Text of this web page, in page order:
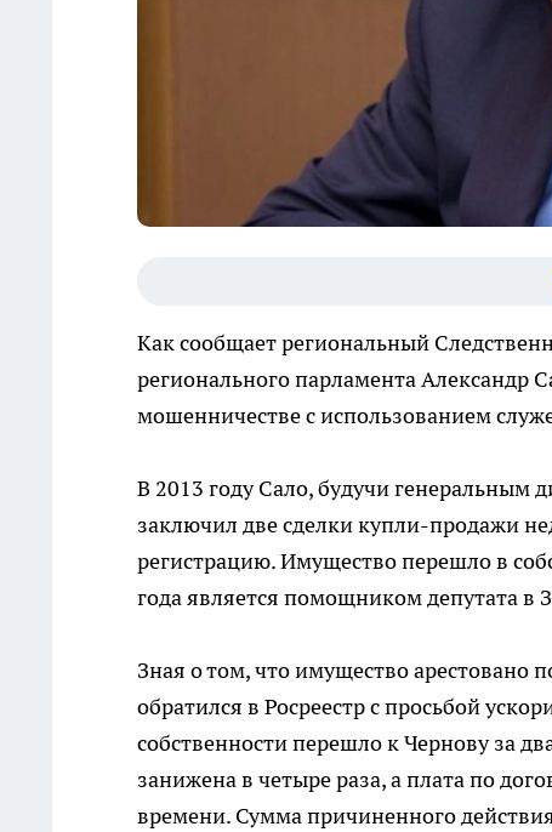
Как сообщает региональный
регионального парламента
мошенничестве с использованием
В 2013 году Сало, будучи генеральным
заключил две сделки купли-продажи
регистрацию. Имущество перешло в
года является помощником депутата в
Зная о том, что имущество арестовано
обратился в Росреестр с просьбой
собственности перешло к Чернову за
занижена в четыре раза, а плата по
времени. Сумма причиненного